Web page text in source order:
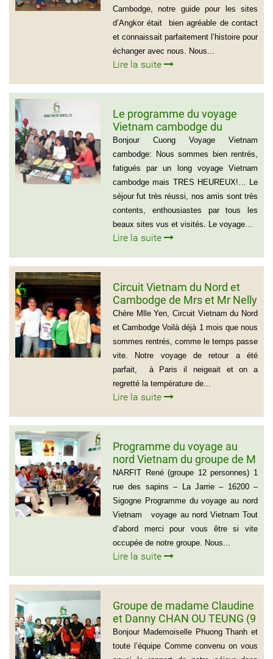
Cambodge, notre guide pour les sites
d’Angkor était bien agréable de contact
et connaissait parfaitement l’histoire pour
échanger avec nous. Nous...
Lire la suite
Le programme du voyage
Vietnam cambodge du
groupe de madame Anna
BOVO
Bonjour Cuong Voyage Vietnam
cambodge: Nous sommes bien rentrés,
fatigués par un long voyage Vietnam
cambodge mais TRES HEUREUX!… Le
séjour fut très réussi, nos amis sont très
contents, enthousiastes par tous les
beaux sites vus et visités. Le voyage...
Lire la suite
Circuit Vietnam du Nord et
Cambodge de Mrs et Mr Nelly
et Christian BROSSARD
Chère Mlle Yen, Circuit Vietnam du Nord
et Cambodge Voilà déjà 1 mois que nous
sommes rentrés, comme le temps passe
vite. Notre voyage de retour a été
parfait, à Paris il neigeait et on a
regretté la température de...
Lire la suite
Programme du voyage au
nord Vietnam du groupe de M
NARFIT RENÉ(12
PERSONNES)
NARFIT René (groupe 12 personnes) 1
rue des sapins – La Jarrie – 16200 –
Sigogne Programme du voyage au nord
Vietnam voyage au nord Vietnam Tout
d’abord merci pour vous être si vite
occupée de notre groupe. Nous...
Lire la suite
Groupe de madame Claudine
et Danny CHAN OU TEUNG (9
personnes)
Bonjour Mademoiselle Phuong Thanh et
toute l’équipe Comme convenu on vous